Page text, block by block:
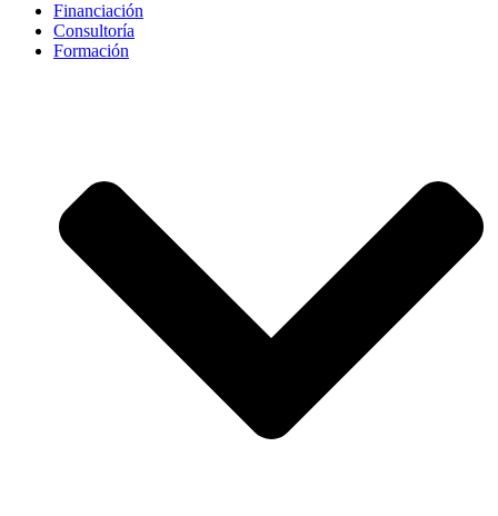
Financiación
Consultoría
Formación